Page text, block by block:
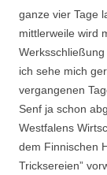
ganze vier Tage
mittlerweile wird
ich sehe mich
vergangenen
Senf ja schon
Westfalens
dem Finnischen
Tricksereien”